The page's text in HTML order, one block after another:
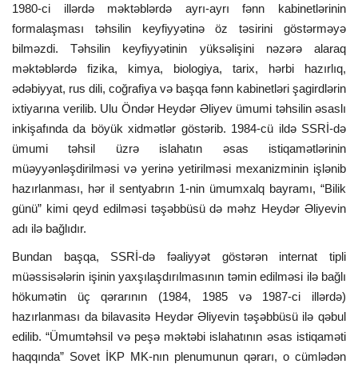
1980-ci illərdə məktəblərdə ayrı-ayrı fənn kabinetlərinin
formalaşması təhsilin keyfiyyətinə öz təsirini göstərməyə
bilməzdi. Təhsilin keyfiyyətinin yüksəlişini nəzərə alaraq
məktəblərdə fizika, kimya, biologiya, tarix, hərbi hazırlıq,
ədəbiyyat, rus dili, coğrafiya və başqa fənn kabinetləri şagirdlərin
ixtiyarına verilib. Ulu Öndər Heydər Əliyev ümumi təhsilin əsaslı
inkişafında da böyük xidmətlər göstərib. 1984-cü ildə SSRİ-də
ümumi təhsil üzrə islahatın əsas istiqamətlərinin
müəyyənləşdirilməsi və yerinə yetirilməsi mexanizminin işlənib
hazırlanması, hər il sentyabrın 1-nin ümumxalq bayramı, “Bilik
günü” kimi qeyd edilməsi təşəbbüsü də məhz Heydər Əliyevin
adı ilə bağlıdır.
Bundan başqa, SSRİ-də fəaliyyət göstərən internat tipli
müəssisələrin işinin yaxşılaşdırılmasının təmin edilməsi ilə bağlı
hökumətin üç qərarının (1984, 1985 və 1987-ci illərdə)
hazırlanması da bilavasitə Heydər Əliyevin təşəbbüsü ilə qəbul
edilib. “Ümumtəhsil və peşə məktəbi islahatının əsas istiqaməti
haqqında” Sovet İKP MK-nın plenumunun qərarı, o cümlədən